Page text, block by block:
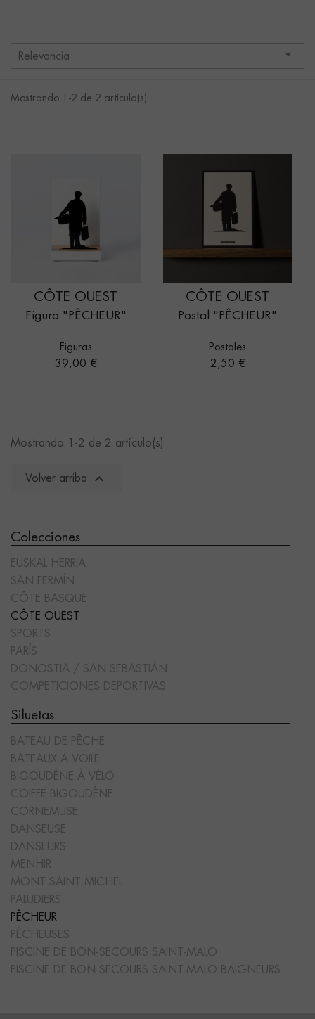
Colecciones
EUSKAL HERRIA
SAN FERMÍN
CÔTE BASQUE
CÔTE OUEST
SPORTS
PARÍS
DONOSTIA / SAN SEBASTIÁN
COMPETICIONES DEPORTIVAS
Siluetas
BATEAU DE PÊCHE
BATEAUX A VOILE
BIGOUDÈNE À VÉLO
COIFFE BIGOUDÈNE
CORNEMUSE
DANSEUSE
DANSEURS
MENHIR
MONT SAINT MICHEL
PALUDIERS
PÊCHEUR
PÊCHEUSES
PISCINE DE BON-SECOURS SAINT-MALO
PISCINE DE BON-SECOURS SAINT-MALO BAIGNEURS
Relevancia 
Mostrando 1-2 de 2 artículo(s)
CÔTE OUEST
Figura "PÊCHEUR"
Figuras
Precio
39,00 €
CÔTE OUEST
Postal "PÊCHEUR"
Postales
Precio
2,50 €
Mostrando 1-2 de 2 artículo(s)
Volver arriba 